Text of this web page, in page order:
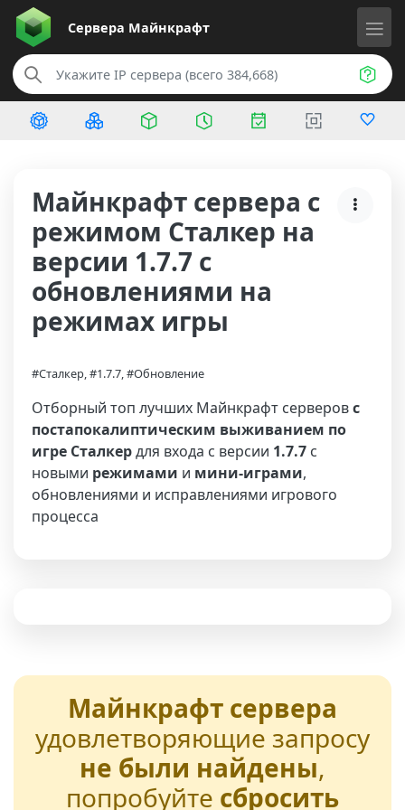
Сервера Майнкрафт
Майнкрафт сервера с
режимом Сталкер на
версии 1.7.7 с
обновлениями на
режимах игры
#Сталкер, #1.7.7, #Обновление
Отборный топ лучших Майнкрафт серверовс
постапокалиптическим выживанием по
игре Сталкердля входа с версии 1.7.7 с
новыми режимами и мини-играми,
обновлениями и исправлениями игрового
процесса
Майнкрафт сервера
удовлетворяющие запросу
не были найдены,
попробуйте сбросить